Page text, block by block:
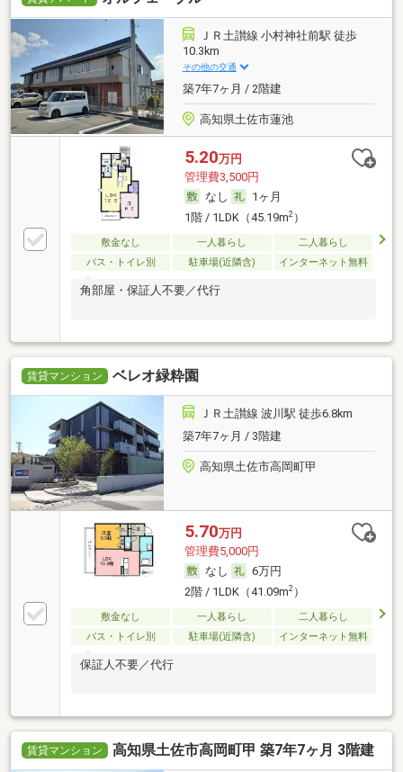
ＪＲ土讃線 小村神社前駅 徒歩
10.3km
その他の交通
築7年7ヶ月 / 2階建
高知県土佐市蓮池
5.20万円
管理費3,500円
なし
1ヶ月
1階 / 1LDK（45.19m2）
敷金なし 一人暮らし
二人暮らし
バス・トイレ別
駐車場(近隣含) インターネット無料
角部屋・保証人不要／代行
賃貸マンション ベレオ緑粋園
ＪＲ土讃線 波川駅 徒歩6.8km
築7年7ヶ月 / 3階建
高知県土佐市高岡町甲
5.70万円
管理費5,000円
なし
6万円
2階 / 1LDK（41.09m2）
敷金なし 一人暮らし
二人暮らし
バス・トイレ別
駐車場(近隣含) インターネット無料
保証人不要／代行
賃貸マンション 高知県土佐市高岡町甲 築7年7ヶ月 3階建